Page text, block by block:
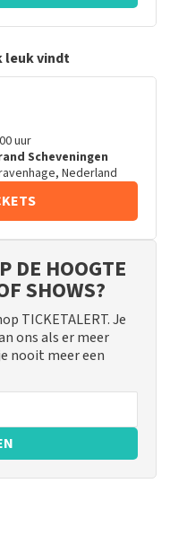
leuk vindt
uur
Scheveningen
, Nederland
DE HOOGTE
SHOWS?
TICKETALERT. Je
ons als er meer
nooit meer een